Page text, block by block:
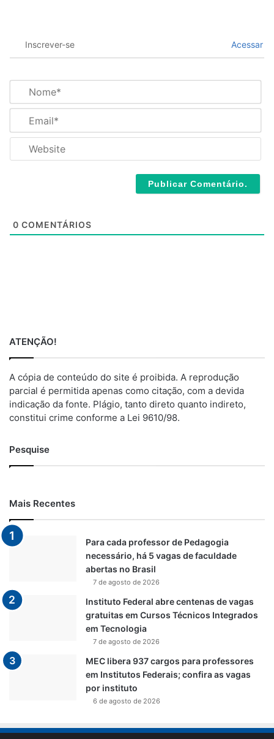
Inscrever-se Acessar
m
*a
l
0 COMENTÁRIOS
ATENÇÃO!
A cópia de conteúdo do site é proibida. A reprodução
parcial é permitida apenas como citação, com a devida
indicação da fonte. Plágio, tanto direto quanto indireto,
constitui crime conforme a Lei 9610/98.
Pesquise
Mais Recentes
Para cada professor de Pedagogia
necessário, há 5 vagas de faculdade
abertas no Brasil
7 de agosto de 2026
Instituto Federal abre centenas de vagas
gratuitas em Cursos Técnicos Integrados
em Tecnologia
7 de agosto de 2026
MEC libera 937 cargos para professores
em Institutos Federais; confira as vagas
por instituto
6 de agosto de 2026